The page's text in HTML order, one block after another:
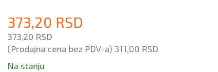
373,20 RSD
373,20 RSD
(Prodajna cena bez PDV-a) 311,00 RSD
Na stanju